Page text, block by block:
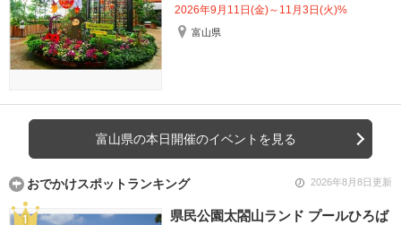
2026年9月11日(金)～11月3日(火)%
富山県
富山県の本日開催のイベントを見る
おでかけスポットランキング 2026年8月8日更新
県民公園太閤山ランド プールひろば